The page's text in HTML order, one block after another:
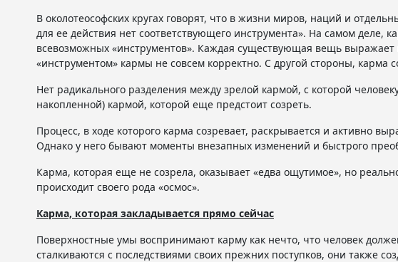
В околотеософских кругах говорят, что в жизни миров, наций и
для ее действия нет соответствующего инструмента». На самом деле,
всевозможных «инструментов». Каждая существующая вещь выражает
«инструментом» кармы не совсем корректно. С другой стороны, карма
Нет радикального разделения между зрелой кармой, с которой
накопленной) кармой, которой еще предстоит созреть.
Процесс, в ходе которого карма созревает, раскрывается и активно
Однако у него бывают моменты внезапных изменений и быстрого
Карма, которая еще не созрела, оказывает «едва ощутимое», но
происходит своего рода «осмос».
Карма, которая закладывается прямо сейчас
Поверхностные умы воспринимают карму как нечто, что человек
сталкиваются с последствиями своих прежних поступков, они также